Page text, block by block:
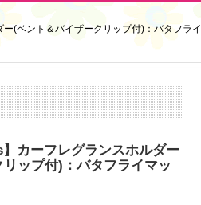
(ベント＆バイザークリップ付)：バタフライ
カーフレグランスホルダー
ップ付)：バタフライマッ